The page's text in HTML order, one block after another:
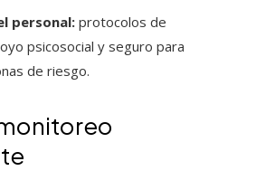
personal: protocolos de
psicosocial y seguro para
de riesgo.